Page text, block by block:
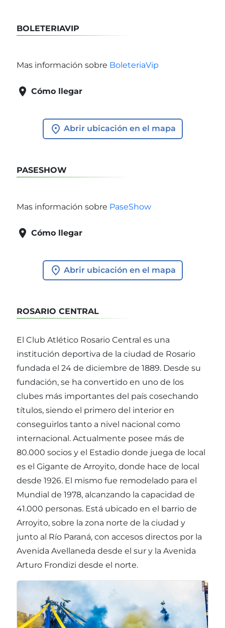
BOLETERIAVIP
Mas información sobre BoleteriaVip
 Cómo llegar
Abrir ubicación en el mapa
PASESHOW
Mas información sobre PaseShow
 Cómo llegar
Abrir ubicación en el mapa
ROSARIO CENTRAL
El Club Atlético Rosario Central es una
institución deportiva de la ciudad de Rosario
fundada el 24 de diciembre de 1889. Desde su
fundación, se ha convertido en uno de los
clubes más importantes del país cosechando
títulos, siendo el primero del interior en
conseguirlos tanto a nivel nacional como
internacional. Actualmente posee más de
80.000 socios y el Estadio donde juega de local
es el Gigante de Arroyito, donde hace de local
desde 1926. El mismo fue remodelado para el
Mundial de 1978, alcanzando la capacidad de
41.000 personas. Está ubicado en el barrio de
Arroyito, sobre la zona norte de la ciudad y
junto al Río Paraná, con accesos directos por la
Avenida Avellaneda desde el sur y la Avenida
Arturo Frondizi desde el norte.